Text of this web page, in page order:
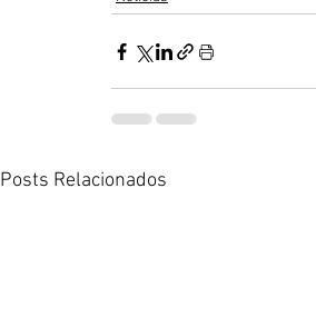
Posts Relacionados